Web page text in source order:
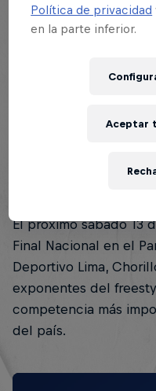
Horarios
Jueces, DJ y Host
Queda muy poco
que será el
El próximo sábado 13
Final Nacional en el
Deportivo Lima,
exponentes del
competencia más
del país.
Política de privacidad
en la parte inferior.
Aceptar